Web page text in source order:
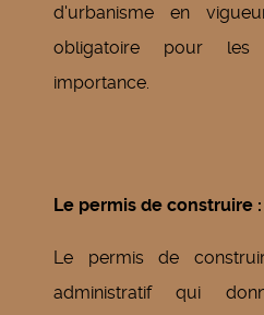
d'urbanisme en
obligatoire pour
importance.
Le permis de construire :
Le permis de
administratif qui